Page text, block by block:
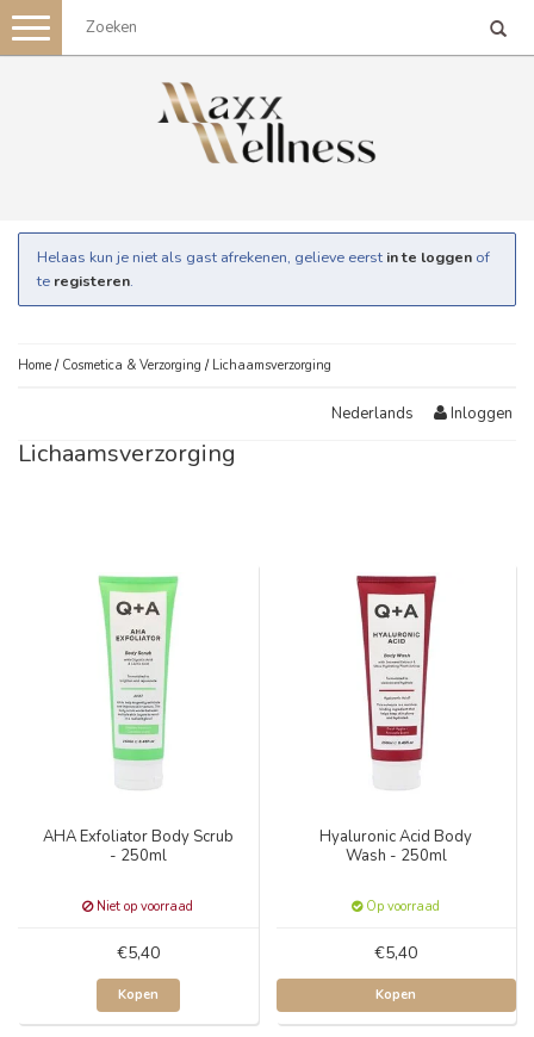
Toggle
navigation
Helaas kun je niet als gast afrekenen, gelieve eerst in te loggen of
te registeren.
Home / Cosmetica & Verzorging / Lichaamsverzorging
Nederlands Inloggen
Lichaamsverzorging
AHA Exfoliator Body Scrub
- 250ml
Niet op voorraad
€5,40
Kopen
Hyaluronic Acid Body
Wash - 250ml
Op voorraad
€5,40
Kopen